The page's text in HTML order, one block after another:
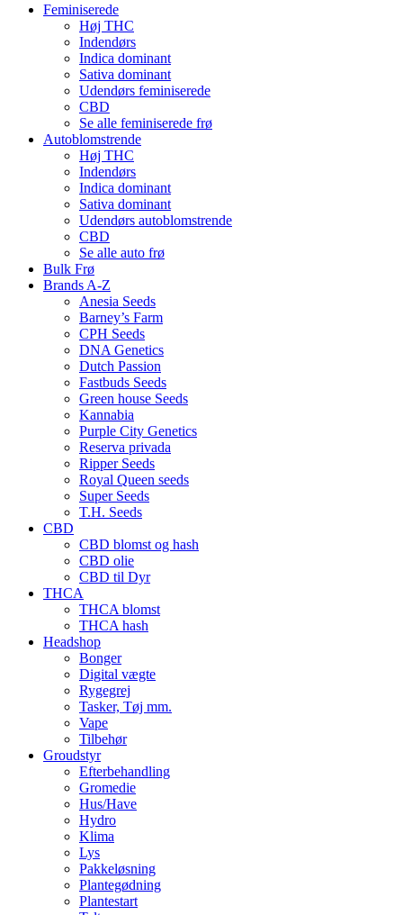
Feminiserede
Høj THC
Indendørs
Indica dominant
Sativa dominant
Udendørs feminiserede
CBD
Se alle feminiserede frø
Autoblomstrende
Høj THC
Indendørs
Indica dominant
Sativa dominant
Udendørs autoblomstrende
CBD
Se alle auto frø
Bulk Frø
Brands A-Z
Anesia Seeds
Barney’s Farm
CPH Seeds
DNA Genetics
Dutch Passion
Fastbuds Seeds
Green house Seeds
Kannabia
Purple City Genetics
Reserva privada
Ripper Seeds
Royal Queen seeds
Super Seeds
T.H. Seeds
CBD
CBD blomst og hash
CBD olie
CBD til Dyr
THCA
THCA blomst
THCA hash
Headshop
Bonger
Digital vægte
Rygegrej
Tasker, Tøj mm.
Vape
Tilbehør
Groudstyr
Efterbehandling
Gromedie
Hus/Have
Hydro
Klima
Lys
Pakkeløsning
Plantegødning
Plantestart